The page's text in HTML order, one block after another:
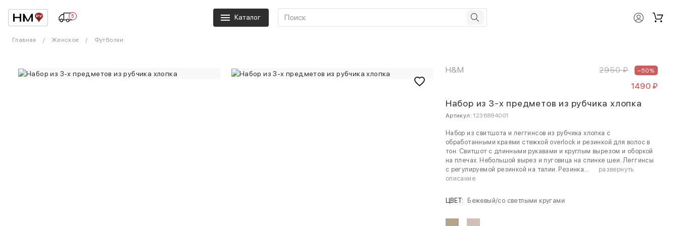
5 Каталог
Главная Женское Футболки
H&M 2950 ₽ –50%
1490 ₽
Набор из 3-х предметов из рубчика хлопка
Артикул: 1236894001
Набор из свитшота и леггинсов из рубчика хлопка с
обработанными краями стежкой overlock и резинкой для волос в
тон. Свитшот с длинными рукавами и круглым вырезом и оборкой
на плечах. Небольшой вырез и пуговица на спинке шеи. Леггинсы
с регулируемой резинкой на талии. Резинка...
развернуть
описание
ЦВЕТ: Бежевый/со светлыми кругами